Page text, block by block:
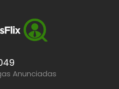
Anunciadas